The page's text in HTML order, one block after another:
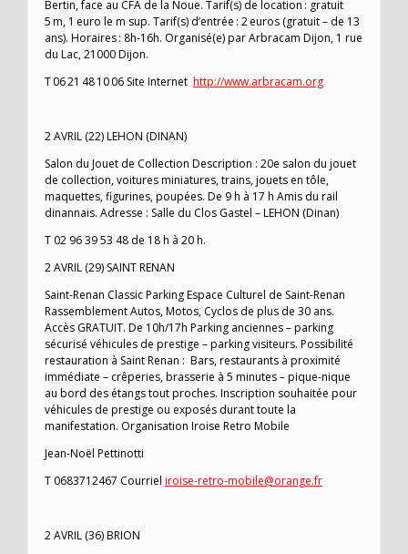
Bertin, face au CFA de la Noue. Tarif(s) de location : gratuit
5 m, 1 euro le m sup. Tarif(s) d’entrée : 2 euros (gratuit – de 13
ans). Horaires : 8h-16h. Organisé(e) par Arbracam Dijon, 1 rue
du Lac, 21000 Dijon.
T 06 21 48 10 06 Site Internet http://www.arbracam.org
2 AVRIL (22) LEHON (DINAN)
Salon du Jouet de Collection Description : 20e salon du jouet
de collection, voitures miniatures, trains, jouets en tôle,
maquettes, figurines, poupées. De 9 h à 17 h Amis du rail
dinannais. Adresse : Salle du Clos Gastel – LEHON (Dinan)
T 02 96 39 53 48 de 18 h à 20 h.
2 AVRIL (29) SAINT RENAN
Saint-Renan Classic Parking Espace Culturel de Saint-Renan
Rassemblement Autos, Motos, Cyclos de plus de 30 ans.
Accès GRATUIT. De 10h/17h Parking anciennes – parking
sécurisé véhicules de prestige – parking visiteurs. Possibilité
restauration à Saint Renan : Bars, restaurants à proximité
immédiate – crêperies, brasserie à 5 minutes – pique-nique
au bord des étangs tout proches. Inscription souhaitée pour
véhicules de prestige ou exposés durant toute la
manifestation. Organisation Iroise Retro Mobile
Jean-Noël Pettinotti
T 0683712467 Courriel iroise-retro-mobile@orange.fr
2 AVRIL (36) BRION